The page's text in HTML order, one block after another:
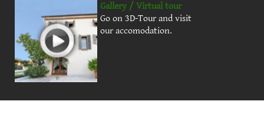
Gallery / Virtual tour
Go on 3D-Tour and visit
our accomodation.